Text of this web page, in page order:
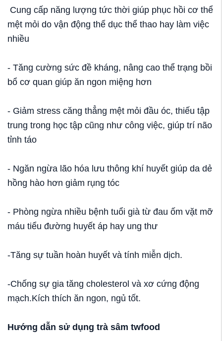
Cung cấp năng lượng tức thời giúp phục hồi cơ thể
mệt mỏi do vận động thể dục thể thao hay làm việc
nhiều
- Tăng cường sức đề kháng, nâng cao thể trạng bồi
bổ cơ quan giúp ăn ngon miệng hơn
- Giảm stress căng thẳng mệt mỏi đầu óc, thiếu tập
trung trong học tập cũng như công việc, giúp trí não
tỉnh táo
- Ngăn ngừa lão hóa lưu thông khí huyết giúp da dẻ
hồng hào hơn giảm rụng tóc
- Phòng ngừa nhiều bệnh tuổi già từ đau ốm vặt mỡ
máu tiểu đường huyết áp hay ung thư
-Tăng sự tuần hoàn huyết và tính miễn dịch.
-Chống sự gia tăng cholesterol và xơ cứng động
mạch.Kích thích ăn ngon, ngủ tốt.
Hướng dẫn sử dụng trà sâm twfood